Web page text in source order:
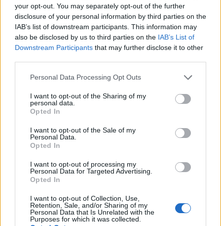
your opt-out. You may separately opt-out of the further
disclosure of your personal information by third parties on the
IAB’s list of downstream participants. This information may
also be disclosed by us to third parties on the IAB’s List of
Downstream Participants that may further disclose it to other
Please note that this website/app uses one or more Google
not limited to your visit or usage behaviour. You may click to
grant or deny consent to Google and its third-party tags to
use your data for below specified purposes in below Google
consent section.
Personal Data Processing Opt Outs
I want to opt-out of the Sharing of my
personal data.
Opted In
I want to opt-out of the Sale of my
Personal Data.
Opted In
I want to opt-out of processing my
Personal Data for Targeted Advertising.
Opted In
I want to opt-out of Collection, Use,
Retention, Sale, and/or Sharing of my
Personal Data that Is Unrelated with the
Purposes for which it was collected.
Notre-Dame de Paris conquista Olbia, la prima
al Molo Brin è un successo
Strada Sassari-Olbia, incidente all’alba: ferito il
conducente
Eventi in Gallura, da Jovanotti alla zuppa
Lettini e arredi abusivi sulla spiaggia libera,
sequestri a Olbia e Arzachena
tenne lontano dalla Costa Smeralda